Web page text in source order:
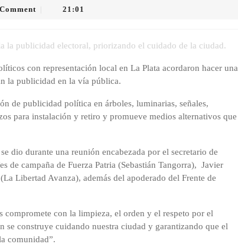
21:01
la publicidad electoral, priorizando el cuidado de la ciudad.
con representación local en La Plata acordaron hacer una
la publicidad en la vía pública.
de publicidad política en árboles, luminarias, señales,
para instalación y retiro y promueve medios alternativos que
dio durante una reunión encabezada por el secretario de
de campaña de Fuerza Patria (Sebastián Tangorra), Javier
Libertad Avanza), además del apoderado del Frente de
con la limpieza, el orden y el respeto por el
se construye cuidando nuestra ciudad y garantizando que el
comunidad”.